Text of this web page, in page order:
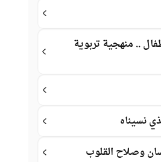
.. منهجية تربوية
نسيناه
وصلاح القلوب